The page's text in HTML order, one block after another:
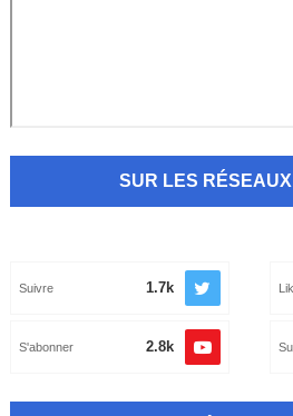
SUR LES
1.7k
Suivre
2.8k
S'abonner